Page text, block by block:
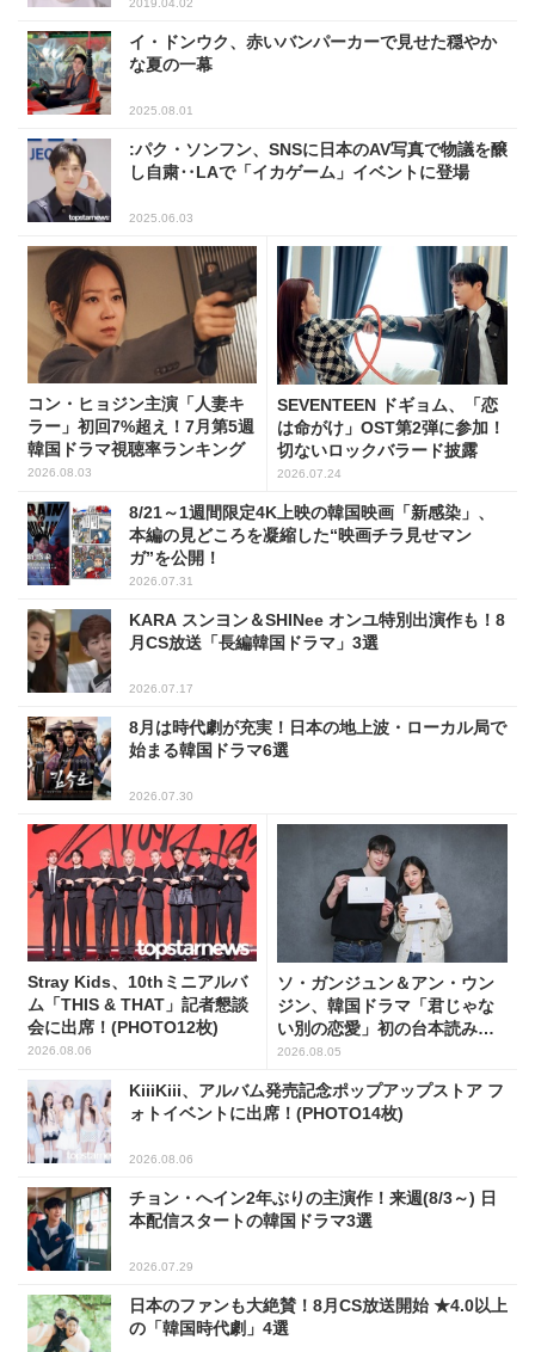
2019.04.02
イ・ドンウク、赤いバンパーカーで見せた穏やか
な夏の一幕
2025.08.01
:パク・ソンフン、SNSに日本のAV写真で物議を醸
し自粛‥LAで「イカゲーム」イベントに登場
2025.06.03
コン・ヒョジン主演「人妻キ
ラー」初回7%超え！7月第5週
韓国ドラマ視聴率ランキング
2026.08.03
SEVENTEEN ドギョム、「恋
は命がけ」OST第2弾に参加！
切ないロックバラード披露
2026.07.24
8/21～1週間限定4K上映の韓国映画「新感染」、
本編の見どころを凝縮した“映画チラ見せマン
ガ”を公開！
2026.07.31
KARA スンヨン＆SHINee オンユ特別出演作も！8
月CS放送「長編韓国ドラマ」3選
2026.07.17
8月は時代劇が充実！日本の地上波・ローカル局で
始まる韓国ドラマ6選
2026.07.30
Stray Kids、10thミニアルバ
ム「THIS & THAT」記者懇談
会に出席！(PHOTO12枚)
2026.08.06
ソ・ガンジュン＆アン・ウン
ジン、韓国ドラマ「君じゃな
い別の恋愛」初の台本読み合
わせで抜群のケミ
2026.08.05
KiiiKiii、アルバム発売記念ポップアップストア フ
ォトイベントに出席！(PHOTO14枚)
2026.08.06
チョン・へイン2年ぶりの主演作！来週(8/3～) 日
本配信スタートの韓国ドラマ3選
2026.07.29
日本のファンも大絶賛！8月CS放送開始 ★4.0以上
の「韓国時代劇」4選